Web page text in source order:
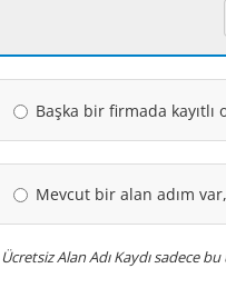
Başka bir firmada
Mevcut bir alan adım
Ücretsiz Alan Adı Kaydı sadece